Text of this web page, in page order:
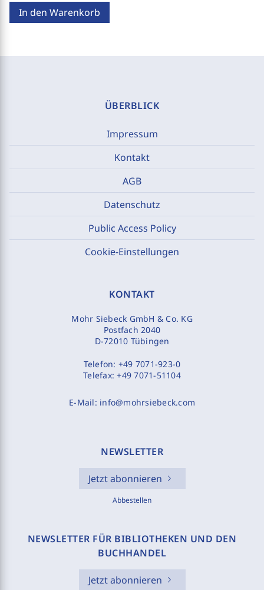
In den Warenkorb
ÜBERBLICK
Impressum
Kontakt
AGB
Datenschutz
Public Access Policy
Cookie-Einstellungen
KONTAKT
Mohr Siebeck GmbH & Co. KG
Postfach 2040
D-72010 Tübingen
Telefon: +49 7071-923-0
Telefax:+49 7071-51104
E-Mail: info@mohrsiebeck.com
NEWSLETTER
Jetzt abonnieren
Abbestellen
NEWSLETTER FÜR BIBLIOTHEKEN UND DEN
BUCHHANDEL
Jetzt abonnieren